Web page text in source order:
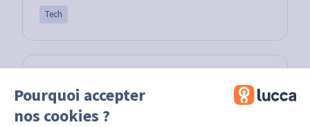
Pourquoi accepter
nos cookies ?
Tech